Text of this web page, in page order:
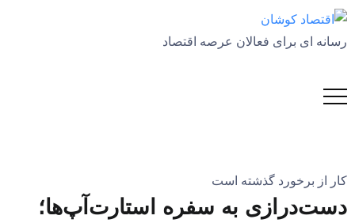
رسانه ای برای فعالان عرصه اقتصاد
کار از برخورد گذشته است
دست‌درازی به سفره استارت‌آپ‌ها؛